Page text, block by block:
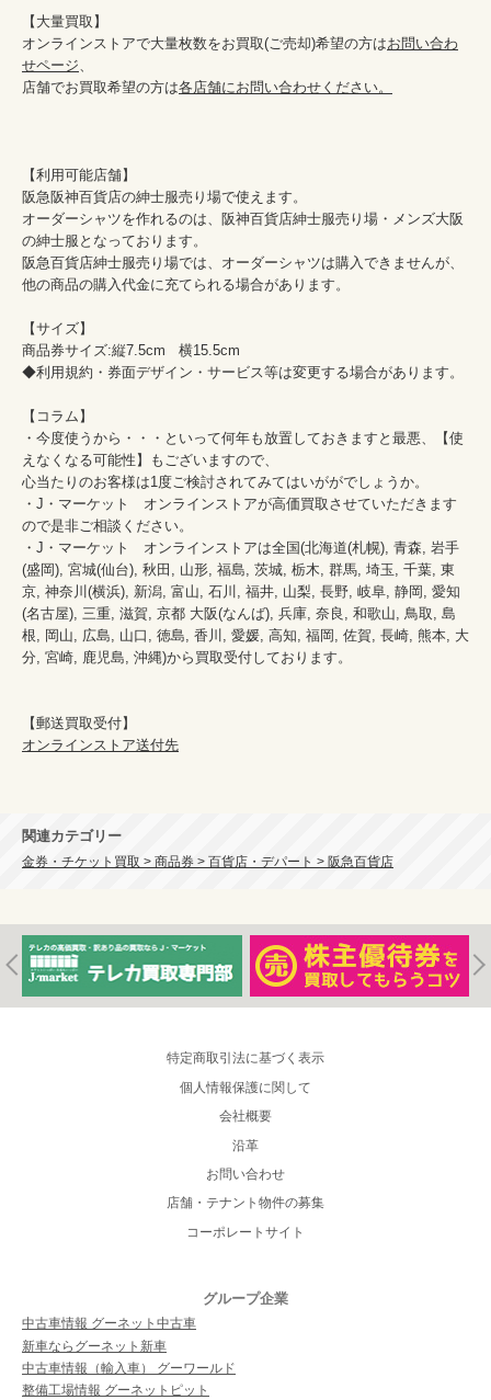
【大量買取】
オンラインストアで大量枚数をお買取(ご売却)希望の方はお問い合わ
せページ
店舗でお買取希望の方は各店舗にお問い合わせください。
【利用可能店舗】
阪急阪神百貨店の紳士服売り場で使えます。
オーダーシャツを作れるのは、阪神百貨店紳士服売り場・メンズ大阪
の紳士服となっております。
阪急百貨店紳士服売り場では、オーダーシャツは購入できませんが、
他の商品の購入代金に充てられる場合があります。
【サイズ】
商品券サイズ:縦7.5cm   横15.5cm
◆利用規約・券面デザイン・サービス等は変更する場合があります。
【コラム】
・今度使うから・・・といって何年も放置しておきますと最悪、【使
えなくなる可能性】もございますので、
心当たりのお客様は1度ご検討されてみてはいががでしょうか。
・J・マーケット　オンラインストアが高価買取させていただきます
ので是非ご相談ください。
・J・マーケット　オンラインストアは全国(北海道(札幌), 青森, 岩手
(盛岡), 宮城(仙台), 秋田, 山形, 福島, 茨城, 栃木, 群馬, 埼玉, 千葉, 東
京, 神奈川(横浜), 新潟, 富山, 石川, 福井, 山梨, 長野, 岐阜, 静岡, 愛知
(名古屋), 三重, 滋賀, 京都 大阪(なんば), 兵庫, 奈良, 和歌山, 鳥取, 島
根, 岡山, 広島, 山口, 徳島, 香川, 愛媛, 高知, 福岡, 佐賀, 長崎, 熊本, 大
分, 宮崎, 鹿児島, 沖縄)から買取受付しております。
オンラインストア送付先
関連カテゴリー
金券・チケット買取 > 商品券 > 百貨店・デパート > 阪急百貨店
特定商取引法に基づく表示
個人情報保護に関して
会社概要
沿革
お問い合わせ
店舗・テナント物件の募集
コーポレートサイト
グループ企業
中古車情報 グーネット中古車
新車ならグーネット新車
中古車情報（輸入車） グーワールド
整備工場情報 グーネットピット